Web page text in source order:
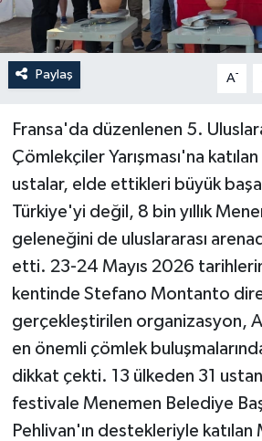
Paylaş A-
Fransa'da düzenlenen 5.
Çömlekçiler Yarışması'na
ustalar, elde ettikleri büyük
Türkiye'yi değil, 8 bin yıllık
geleneğini de uluslararası
etti. 23-24 Mayıs 2026
kentinde Stefano Montanto
gerçekleştirilen organizasyon,
en önemli çömlek
dikkat çekti. 13 ülkeden 31
festivale Menemen Belediye
Pehlivan'ın destekleriyle
Sürmanşet
Teknoloji
Yaşam